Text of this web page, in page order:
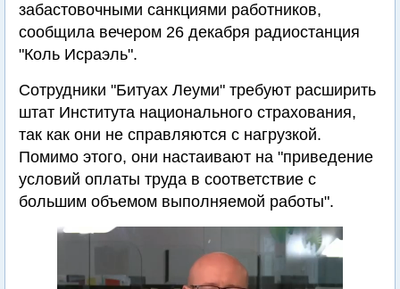
забастовочными санкциями работников,
сообщила вечером 26 декабря радиостанция
"Коль Исраэль".
Сотрудники "Битуах Леуми" требуют расширить
штат Института национального страхования,
так как они не справляются с нагрузкой.
Помимо этого, они настаивают на "приведение
условий оплаты труда в соответствие с
большим объемом выполняемой работы".